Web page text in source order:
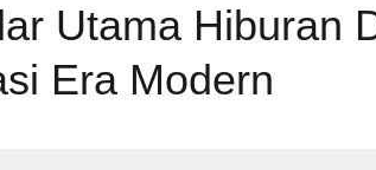
Utama Hiburan
Era Modern